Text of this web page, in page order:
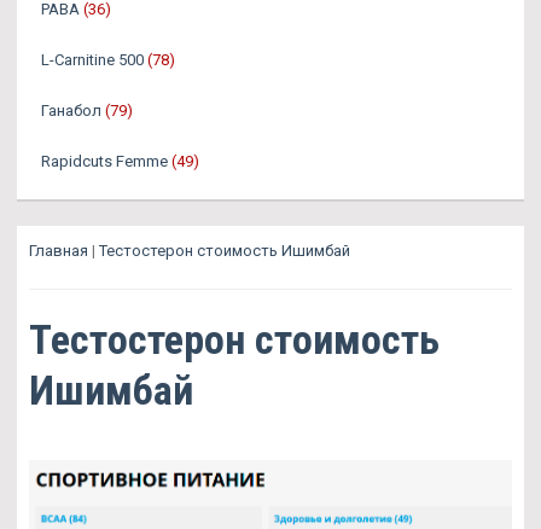
PABA (36)
L-Carnitine 500 (78)
Ганабол (79)
Rapidcuts Femme (49)
Главная |Тестостерон стоимость Ишимбай
Тестостерон стоимость
Ишимбай